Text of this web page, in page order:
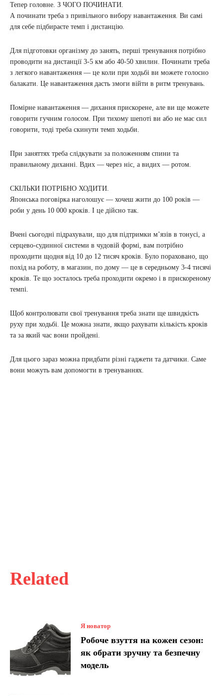
Related
Я новатор
Робоче взуття на кожен сезон:
як обрати зручну та безпечну
модель
Тепер головне. З ЧОГО ПОЧИНАТИ.
А починати треба з привільного вибору навантаження. Ви самі
для себе підбираєте темп і дистанцію.
Для підготовки організму до занять, перші тренування потрібно
проводити на дистанції 3-5 км або 40-50 хвилин. Починати треба
з легкого навантаження — це коли при ходьбі ви можете голосно
балакати. Це навантаження дасть змоги війти в ритм тренувань.
Помірне навантаження — дихання прискорене, але ви ще можете
говорити гучним голосом. При тихому шепоті ви або не має сил
говорити, тоді треба скинути темп ходьби.
При заняттях треба слідкувати за положенням спини та
правильному диханні. Вдих — через ніс, а видих — ротом.
СКІЛЬКИ ПОТРІБНО ХОДИТИ.
Японська поговірка наголошує — хочеш жити до 100 років —
роби у день 10 000 кроків. І це дійсно так.
Вчені сьогодні підрахували, що для підтримки м’язів в тонусі, а
серцево-судинної системи в чудовій формі, вам потрібно
проходити щодня від 10 до 12 тисяч кроків. Було пораховано, що
похід на роботу, в магазин, по дому — це в середньому 3-4 тисячі
кроків. Те що зосталось треба проходити окремо і в прискореному
темпі.
Щоб контролювати свої тренування треба знати ще швидкість
руху при ходьбі. Це можна знати, якщо рахувати кількість кроків
та за який час вони пройдені.
Для цього зараз можна придбати різні гаджети та датчики. Саме
вони можуть вам допомогти в тренуваннях.